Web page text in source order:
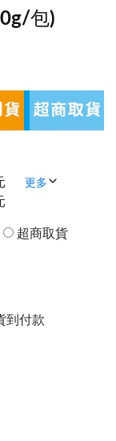
包)
更多
超商取貨
到付款